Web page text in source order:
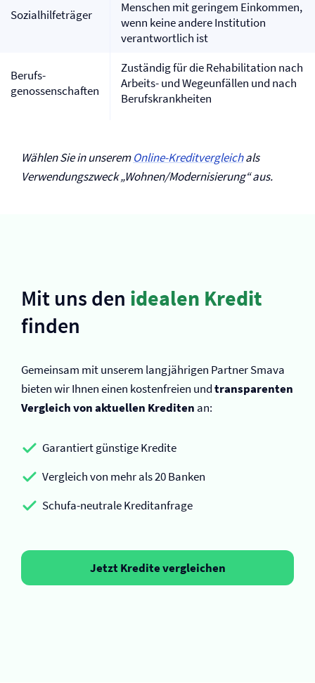
Sozialhilfeträger
Menschen mit geringem Einkommen,
wenn keine andere Institution
verantwortlich ist
Berufs­
genossenschaften
Zuständig für die Rehabilitation nach
Arbeits- und Wegeunfällen und nach
Berufskrankheiten
Wählen Sie in unseremOnline-Kreditvergleichals
Verwendungszweck „Wohnen/Modernisierung“ aus.
Mit uns den idealen Kredit
finden
Gemeinsam mit unserem langjährigen Partner Smava
bieten wir Ihnen einen kostenfreien undtransparenten
Vergleich von aktuellen Krediten an:
Garantiert günstige Kredite
Vergleich von mehr als 20 Banken
Schufa-neutrale Kreditanfrage
Jetzt Kredite vergleichen